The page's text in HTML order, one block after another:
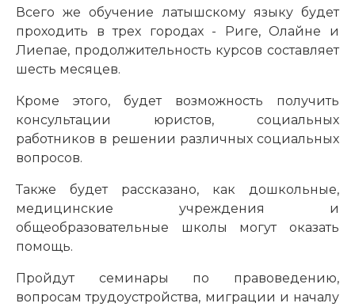
Всего же обучение латышскому языку будет
проходить в трех городах - Риге, Олайне и
Лиепае, продолжительность курсов составляет
шесть месяцев.
Кроме этого, будет возможность получить
консультации юристов, социальных
работников в решении различных социальных
вопросов.
Также будет рассказано, как дошкольные,
медицинские учреждения и
общеобразовательные школы могут оказать
помощь.
Пройдут семинары по правоведению,
вопросам трудоустройства, миграции и началу